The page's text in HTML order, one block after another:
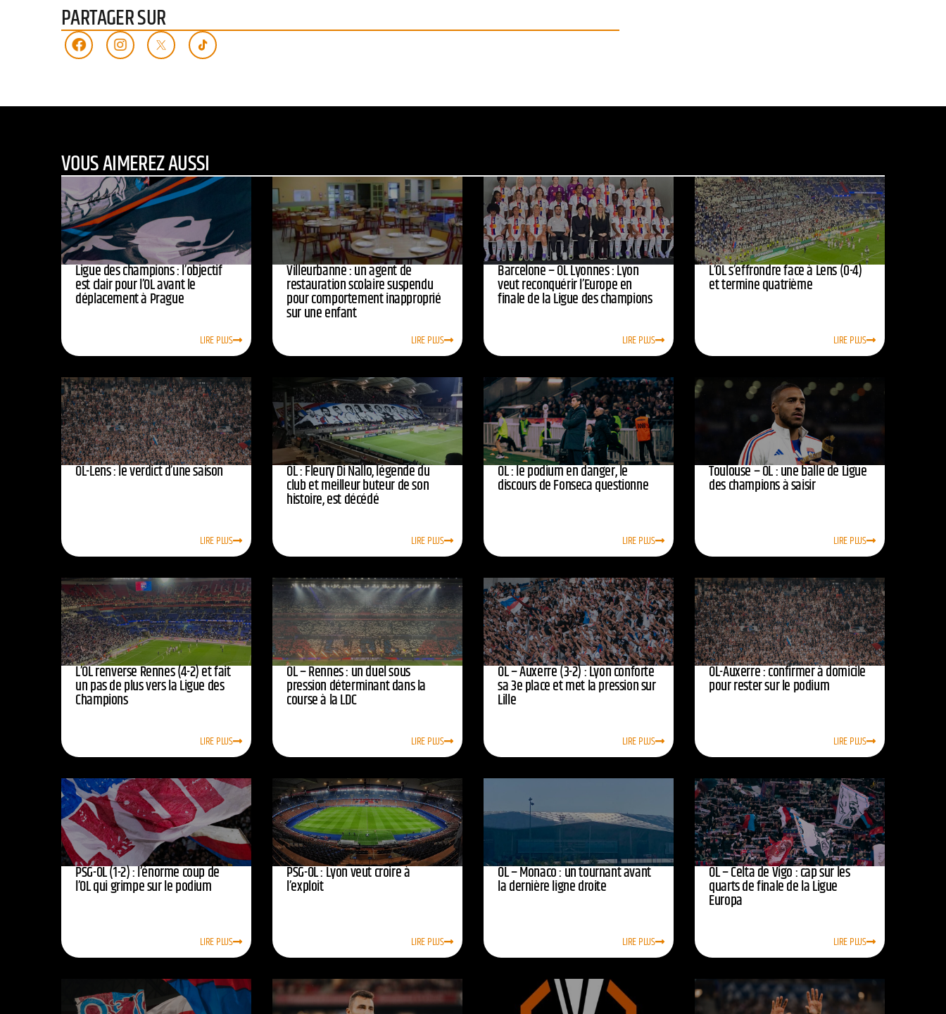
PARTAGER SUR
VOUS AIMEREZ AUSSI
Ligue des champions : l’objectif
est clair pour l’OL avant le
déplacement à Prague
LIRE PLUS
Villeurbanne : un agent de
restauration scolaire suspendu
pour comportement inapproprié
sur une enfant
LIRE PLUS
Barcelone – OL Lyonnes : Lyon
veut reconquérir l’Europe en
finale de la Ligue des champions
LIRE PLUS
L’OL s’effrondre face à Lens (0-4)
et termine quatrième
LIRE PLUS
OL-Lens : le verdict d’une saison
LIRE PLUS
OL : Fleury Di Nallo, légende du
club et meilleur buteur de son
histoire, est décédé
LIRE PLUS
OL : le podium en danger, le
discours de Fonseca questionne
LIRE PLUS
Toulouse – OL : une balle de Ligue
des champions à saisir
LIRE PLUS
L’OL renverse Rennes (4-2) et fait
un pas de plus vers la Ligue des
Champions
LIRE PLUS
OL – Rennes : un duel sous
pression déterminant dans la
course à la LDC
LIRE PLUS
OL – Auxerre (3-2) : Lyon conforte
sa 3e place et met la pression sur
Lille
LIRE PLUS
OL-Auxerre : confirmer à domicile
pour rester sur le podium
LIRE PLUS
PSG-OL (1-2) : l’énorme coup de
l’OL qui grimpe sur le podium
LIRE PLUS
PSG-OL : Lyon veut croire à
l’exploit
LIRE PLUS
OL – Monaco : un tournant avant
la dernière ligne droite
LIRE PLUS
OL – Celta de Vigo : cap sur les
quarts de finale de la Ligue
Europa
LIRE PLUS